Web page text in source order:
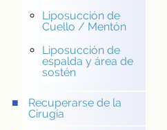
Liposucción de
Cuello / Mentón
Liposucción de
espalda y área de
sostén
Recuperarse de la
Cirugía